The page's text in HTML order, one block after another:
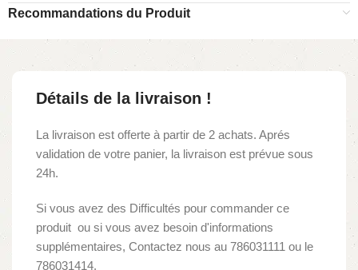
Recommandations du Produit
Détails de la livraison !
La livraison est offerte à partir de 2 achats. Aprés
validation de votre panier, la livraison est prévue sous
24h.
Si vous avez des Difficultés pour commander ce
produit ou si vous avez besoin d'informations
supplémentaires, Contactez nous au 786031111 ou le
786031414.